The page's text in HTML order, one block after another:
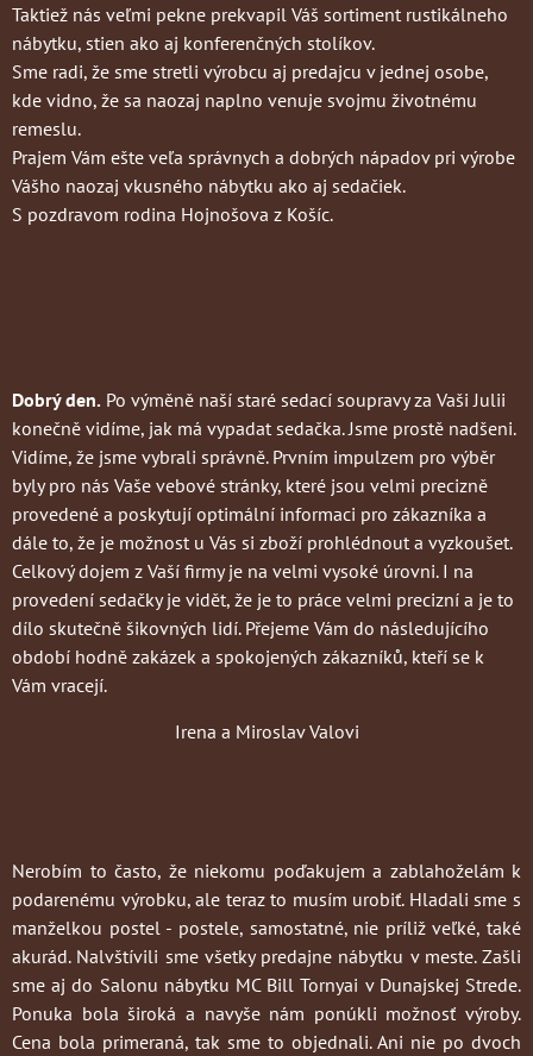
Taktiež nás veľmi pekne prekvapil Váš sortiment rustikálneho
nábytku, stien ako aj konferenčných stolíkov.
Sme radi, že sme stretli výrobcu aj predajcu v jednej osobe,
kde vidno, že sa naozaj naplno venuje svojmu životnému
remeslu.
Prajem Vám ešte veľa správnych a dobrých nápadov pri výrobe
Vášho naozaj vkusného nábytku ako aj sedačiek.
S pozdravom rodina Hojnošova z Košíc.
Dobrý den. Po výměně naší staré sedací soupravy za Vaši Julii
konečně vidíme, jak má vypadat sedačka. Jsme prostě nadšeni.
Vidíme, že jsme vybrali správně. Prvním impulzem pro výběr
byly pro nás Vaše vebové stránky, které jsou velmi precizně
provedené a poskytují optimální informaci pro zákazníka a
dále to, že je možnost u Vás si zboží prohlédnout a vyzkoušet.
Celkový dojem z Vaší firmy je na velmi vysoké úrovni. I na
provedení sedačky je vidět, že je to práce velmi precizní a je to
dílo skutečně šikovných lidí. Přejeme Vám do následujícího
období hodně zakázek a spokojených zákazníků, kteří se k
Vám vracejí.
Irena a Miroslav Valovi
Nerobím to často, že niekomu poďakujem a zablahoželám k
podarenému výrobku, ale teraz to musím urobiť. Hladali sme s
manželkou postel - postele, samostatné, nie príliž veľké, také
akurád. Nalvštívili sme všetky predajne nábytku v meste. Zašli
sme aj do Salonu nábytku MC Bill Tornyai v Dunajskej Strede.
Ponuka bola široká a navyše nám ponúkli možnosť výroby.
Cena bola primeraná, tak sme to objednali. Ani nie po dvoch